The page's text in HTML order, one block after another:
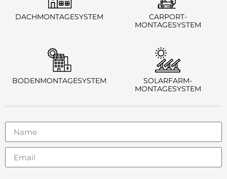
DACHMONTAGESYSTEM
CARPORT-
MONTAGESYSTEM
BODENMONTAGESYSTEM
SOLARFARM-
MONTAGESYSTEM